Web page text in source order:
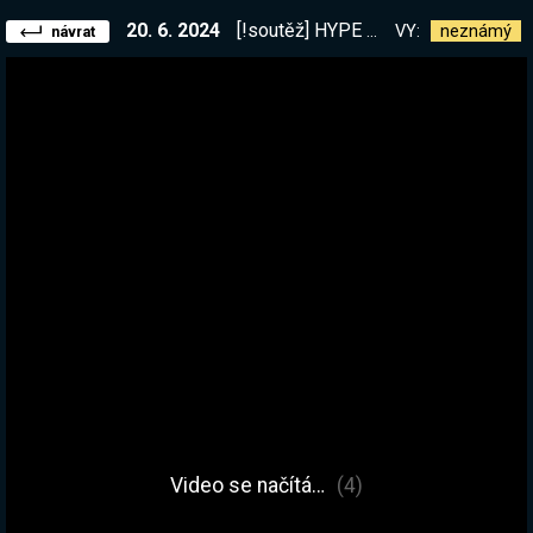
návrat 20. 6. 2024 [!soutěž] HYPE Poslední přípravy na nové DLC (jsem pozadu LOL), večer snad Chained Together s bráchou | !kniha VY: neznámý
Video se načítá… (4)